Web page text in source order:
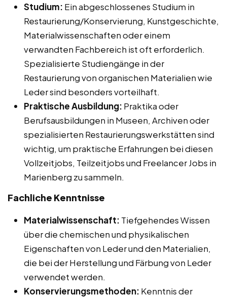
Studium: Ein abgeschlossenes Studium in
Restaurierung/Konservierung, Kunstgeschichte,
Materialwissenschaften oder einem
verwandten Fachbereich ist oft erforderlich.
Spezialisierte Studiengänge in der
Restaurierung von organischen Materialien wie
Leder sind besonders vorteilhaft.
Praktische Ausbildung: Praktika oder
Berufsausbildungen in Museen, Archiven oder
spezialisierten Restaurierungswerkstätten sind
wichtig, um praktische Erfahrungen bei diesen
Vollzeitjobs, Teilzeitjobs und Freelancer Jobs in
Marienberg zu sammeln.
Fachliche Kenntnisse
Materialwissenschaft: Tiefgehendes Wissen
über die chemischen und physikalischen
Eigenschaften von Leder und den Materialien,
die bei der Herstellung und Färbung von Leder
verwendet werden.
Konservierungsmethoden: Kenntnis der